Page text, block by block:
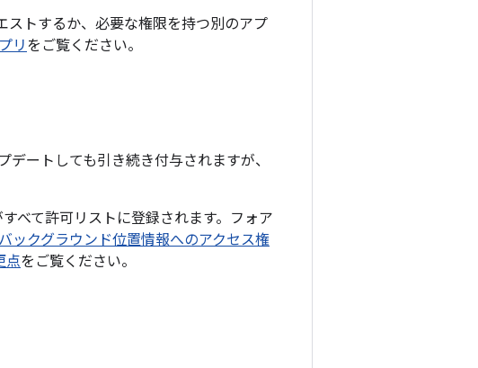
ストするか、必要な権限を持つ別のアプ
リ をご覧ください。
ートしても引き続き付与されますが、
べて許可リストに登録されます。フォア
バックグラウンド位置情報へのアクセス権
点をご覧ください。